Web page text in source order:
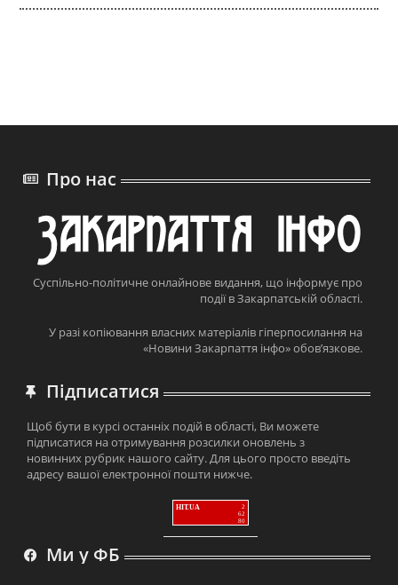
Про нас
Суспільно-політичне онлайнове видання, що інформує про
події в Закарпатській області.
У разі копіювання власних матеріалів гіперпосилання на
«Новини Закарпаття інфо» обов’язкове.
Підписатися
Щоб бути в курсі останніх подій в області, Ви можете
підписатися на отримування розсилки оновлень з
новинних рубрик нашого сайту. Для цього просто введіть
адресу вашої електронної пошти нижче.
HIT.UA
2
62
80
Ми у ФБ